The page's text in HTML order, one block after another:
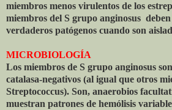
miembros menos virulentos de los
miembros del S grupo anginosus
verdaderos patógenos cuando son
MICROBIOLOGÍA
Los miembros de S grupo anginosus
catalasa-negativos (al igual que otros
Streptococcus). Son, anaerobios
muestran patrones de hemólisis